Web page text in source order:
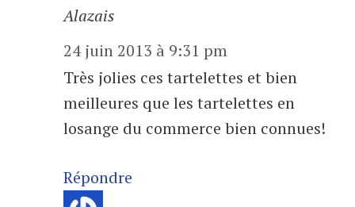
Alazais
24 juin 2013 à 9:31 pm
Très jolies ces tartelettes et bien
meilleures que les tartelettes en
losange du commerce bien connues!
Répondre